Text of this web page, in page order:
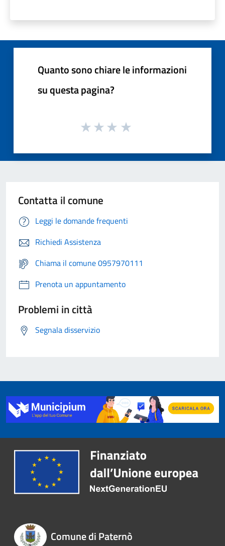
Quanto sono chiare le informazioni
su questa pagina?
Contatta il comune
Leggi le domande frequenti
Richiedi Assistenza
Chiama il comune 0957970111
Prenota un appuntamento
Problemi in città
Segnala disservizio
Comune di Paternò